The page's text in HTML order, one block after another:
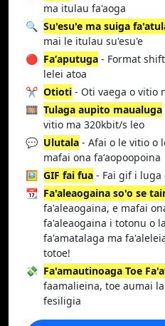
ma itulau fa'aoga
🔍 Su'esu'e ma suiga
mai le itulau su'esu'e
🔴 Faʻaputuga - Format
lelei atoa
✂️ Otioti - Oti vaega o vitio
🎞️ Tulaga aupito maualuga
vitio ma 320kbit/s leo
💬 Ulutala - Afai o le vitio o
mafai ona faʻaopoopoina
🖼️ GIF fai fua - Fai gif i luga
📆 Fa'aleaogaina so'o se
fa'aleaogaina, e mafai
fa'aleaogaina i totonu o
fa'amatalaga ma
totoe!
💸 Fa'amautinoaga Toe
faamalieina, toe aumai
fesiligia